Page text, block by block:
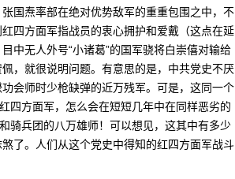
国焘率部在绝对优势敌军的重重包围之中，不
四方面军指战员的衷心拥护和爱戴（这点在延
中无人外号“小诸葛”的国军骁将白崇僖对输给
，就很说明问题。有意思的是，中共党史不厌
会师时少枪缺弹的近万残军。可是，这同一个
四方面军，怎么会在短短几年中在同样恶劣的
骑兵团的八万雄师！可以想见，这其中有多少
了。人们从这个党史中得知的红四方面军战斗